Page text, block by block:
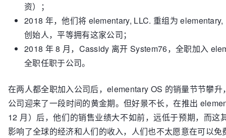
资）；
2018 年，他们将 elementary, LLC. 重组为
创始人，平等拥有这家公司；
2018 年 8 月，Cassidy 离开 System76，全职加入
全职任职于公司。
在两人都全职加入公司后，elementary OS 的销量节节攀
公司迎来了一段时间的黄金期。但好景不长，在推出
12 月）后，他们的销售业绩大不如前，远低于预期，而
影响了全球的经济和人们的收入，人们也不太愿意在可以